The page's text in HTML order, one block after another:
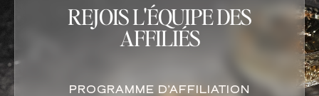
REJOIS L'ÉQUIPE DES
AFFILIÉS​
PROGRAMME D’AFFILIATION